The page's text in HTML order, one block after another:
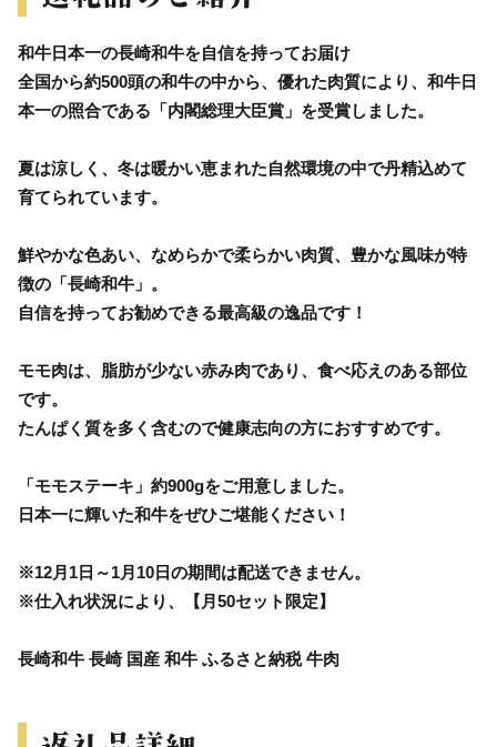
和牛日本一の長崎和牛を自信を持ってお届け
全国から約500頭の和牛の中から、優れた肉質により、和牛日
本一の照合である「内閣総理大臣賞」を受賞しました。
夏は涼しく、冬は暖かい恵まれた自然環境の中で丹精込めて
育てられています。
鮮やかな色あい、なめらかで柔らかい肉質、豊かな風味が特
徴の「長崎和牛」。
自信を持ってお勧めできる最高級の逸品です！
モモ肉は、脂肪が少ない赤み肉であり、食べ応えのある部位
です。
たんぱく質を多く含むので健康志向の方におすすめです。
「モモステーキ」約900gをご用意しました。
日本一に輝いた和牛をぜひご堪能ください！
※12月1日～1月10日の期間は配送できません。
※仕入れ状況により、【月50セット限定】
長崎和牛 長崎 国産 和牛 ふるさと納税 牛肉